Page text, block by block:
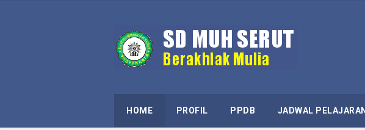
HOME PROFIL PPDB JADWAL PELAJARAN